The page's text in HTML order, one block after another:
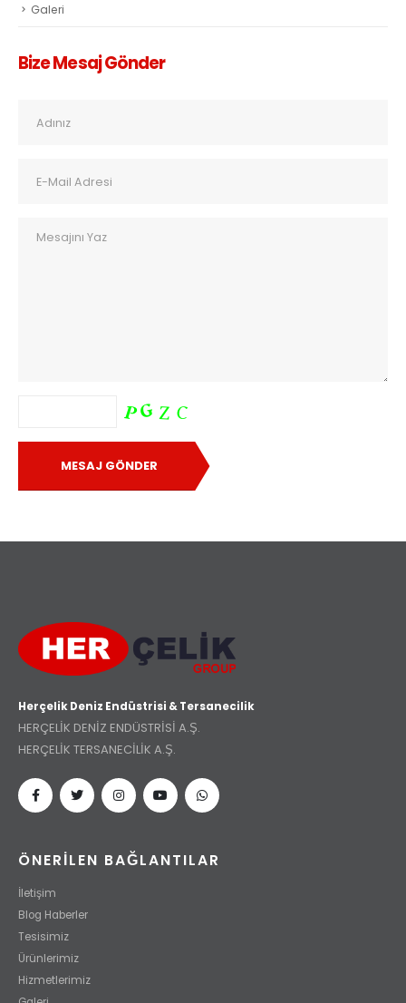
Galeri
Bize Mesaj Gönder
MESAJ GÖNDER
Herçelik Deniz Endüstrisi & Tersanecilik
HERÇELİK DENİZ ENDÜSTRİSİ A.Ş.
HERÇELİK TERSANECİLİK A.Ş.
ÖNERİLEN BAĞLANTILAR
İletişim
Blog Haberler
Tesisimiz
Ürünlerimiz
Hizmetlerimiz